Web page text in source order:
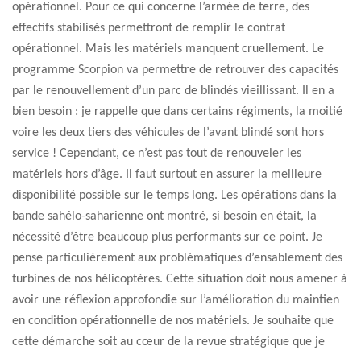
opérationnel. Pour ce qui concerne l’armée de terre, des
effectifs stabilisés permettront de remplir le contrat
opérationnel. Mais les matériels manquent cruellement. Le
programme Scorpion va permettre de retrouver des capacités
par le renouvellement d’un parc de blindés vieillissant. Il en a
bien besoin : je rappelle que dans certains régiments, la moitié
voire les deux tiers des véhicules de l’avant blindé sont hors
service ! Cependant, ce n’est pas tout de renouveler les
matériels hors d’âge. Il faut surtout en assurer la meilleure
disponibilité possible sur le temps long. Les opérations dans la
bande sahélo-saharienne ont montré, si besoin en était, la
nécessité d’être beaucoup plus performants sur ce point. Je
pense particulièrement aux problématiques d’ensablement des
turbines de nos hélicoptères. Cette situation doit nous amener à
avoir une réflexion approfondie sur l’amélioration du maintien
en condition opérationnelle de nos matériels. Je souhaite que
cette démarche soit au cœur de la revue stratégique que je